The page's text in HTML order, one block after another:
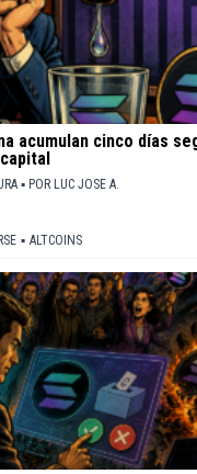
acumulan cinco días
▪ POR LUC JOSE A.
▪ ALTCOINS